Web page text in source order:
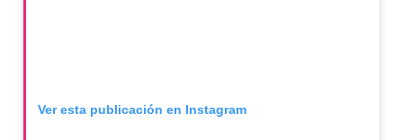
Ver esta publicación en Instagram